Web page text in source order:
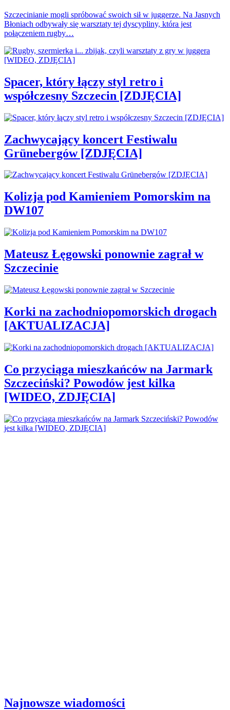
Szczecinianie mogli spróbować swoich sił w juggerze. Na Jasnych
Błoniach odbywały się warsztaty tej dyscypliny, która jest
połączeniem rugby…
Spacer, który łączy styl retro i
współczesny Szczecin [ZDJĘCIA]
Zachwycający koncert Festiwalu
Grünebergów [ZDJĘCIA]
Kolizja pod Kamieniem Pomorskim na
DW107
Mateusz Łęgowski ponownie zagrał w
Szczecinie
Korki na zachodniopomorskich drogach
[AKTUALIZACJA]
Co przyciąga mieszkańców na Jarmark
Szczeciński? Powodów jest kilka
[WIDEO, ZDJĘCIA]
Najnowsze wiadomości